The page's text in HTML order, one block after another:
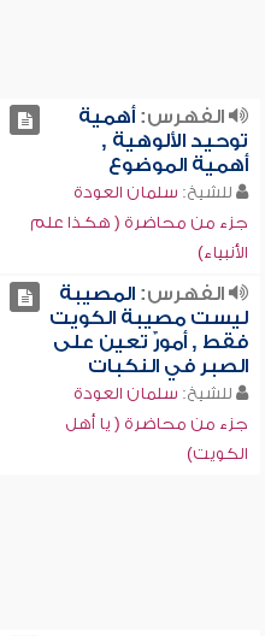
الفهرس:أهمية
توحيد الألوهية ,
أهمية الموضوع
للشيخ: سلمان العودة
جزء من محاضرة ( هكذا علم
الأنبياء)
الفهرس:المصيبة
ليست مصيبة الكويت
فقط , أمورٌ تعين على
الصبر في النكبات
للشيخ: سلمان العودة
جزء من محاضرة ( يا أهل
الكويت)